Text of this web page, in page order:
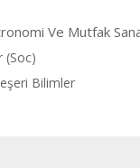
Ve Mutfak
(Soc)
Bilimler